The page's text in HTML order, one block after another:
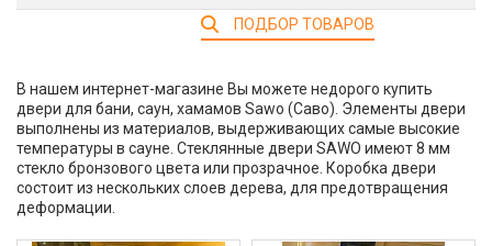
ПОДБОР ТОВАРОВ
В нашем интернет-магазине Вы можете недорого купить
двери для бани, саун, хамамов Sawo (Саво). Элементы двери
выполнены из материалов, выдерживающих самые высокие
температуры в сауне. Стеклянные двери SAWO имеют 8 мм
стекло бронзового цвета или прозрачное. Коробка двери
состоит из нескольких слоев дерева, для предотвращения
деформации.